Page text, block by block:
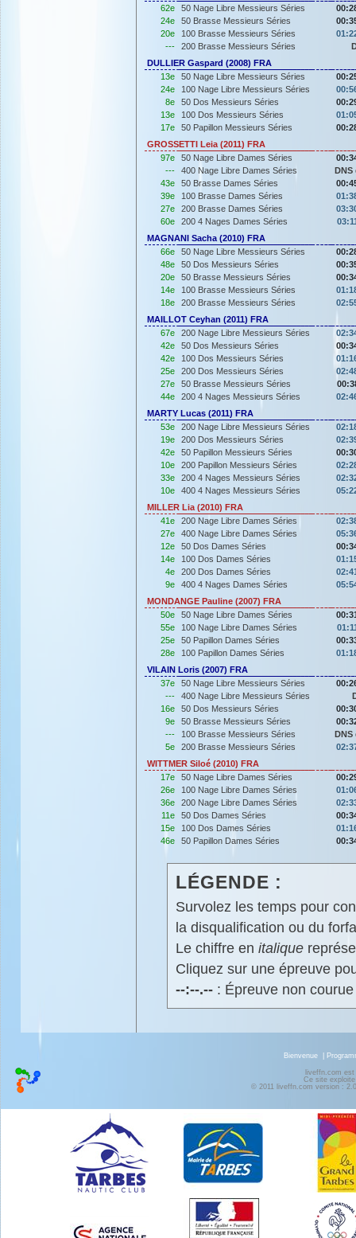
62e
50 Nage Libre Messieurs Séries
24e
50 Brasse Messieurs Séries
20e
100 Brasse Messieurs Séries
---
200 Brasse Messieurs Séries
DULLIER Gaspard (2008) FRA
13e
50 Nage Libre Messieurs Séries
24e
100 Nage Libre Messieurs Séries
8e
50 Dos Messieurs Séries
13e
100 Dos Messieurs Séries
17e
50 Papillon Messieurs Séries
GROSSETTI Leia (2011) FRA
97e
50 Nage Libre Dames Séries
---
400 Nage Libre Dames Séries
DNS
43e
50 Brasse Dames Séries
39e
100 Brasse Dames Séries
27e
200 Brasse Dames Séries
60e
200 4 Nages Dames Séries
MAGNANI Sacha (2010) FRA
66e
50 Nage Libre Messieurs Séries
48e
50 Dos Messieurs Séries
20e
50 Brasse Messieurs Séries
14e
100 Brasse Messieurs Séries
18e
200 Brasse Messieurs Séries
MAILLOT Ceyhan (2011) FRA
67e
200 Nage Libre Messieurs Séries
42e
50 Dos Messieurs Séries
42e
100 Dos Messieurs Séries
25e
200 Dos Messieurs Séries
27e
50 Brasse Messieurs Séries
44e
200 4 Nages Messieurs Séries
MARTY Lucas (2011) FRA
53e
200 Nage Libre Messieurs Séries
19e
200 Dos Messieurs Séries
42e
50 Papillon Messieurs Séries
10e
200 Papillon Messieurs Séries
33e
200 4 Nages Messieurs Séries
10e
400 4 Nages Messieurs Séries
MILLER Lia (2010) FRA
41e
200 Nage Libre Dames Séries
27e
400 Nage Libre Dames Séries
12e
50 Dos Dames Séries
14e
100 Dos Dames Séries
4e
200 Dos Dames Séries
9e
400 4 Nages Dames Séries
MONDANGE Pauline (2007) FRA
50e
50 Nage Libre Dames Séries
55e
100 Nage Libre Dames Séries
25e
50 Papillon Dames Séries
28e
100 Papillon Dames Séries
VILAIN Loris (2007) FRA
37e
50 Nage Libre Messieurs Séries
---
400 Nage Libre Messieurs Séries
16e
50 Dos Messieurs Séries
9e
50 Brasse Messieurs Séries
---
100 Brasse Messieurs Séries
DNS
5e
200 Brasse Messieurs Séries
WITTMER Siloé (2010) FRA
17e
50 Nage Libre Dames Séries
26e
100 Nage Libre Dames Séries
36e
200 Nage Libre Dames Séries
11e
50 Dos Dames Séries
15e
100 Dos Dames Séries
46e
50 Papillon Dames Séries
LÉGENDE :
Survolez les temps pour
la disqualification ou du
Le chiffre en italique
Cliquez sur une épreuve
--:--.--: Épreuve non
Bienvenue
liveffn.com
Ce site
© 2011 liveffn.com version :